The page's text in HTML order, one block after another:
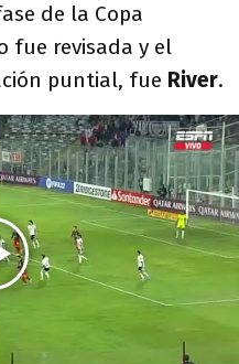
de la Copa
fue revisada y el
puntial, fue River.